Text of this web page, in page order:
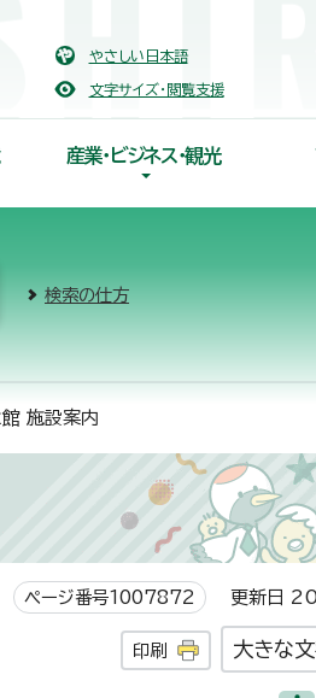
やさしい日本語
文字サイズ・閲覧支援
産業・ビジネス・観光
検索の仕方
施設案内
ページ番号1007872 更新日
印刷 大きな